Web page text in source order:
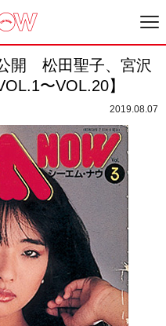
開 松田聖子、宮沢
〜VOL.20】
2019.08.07